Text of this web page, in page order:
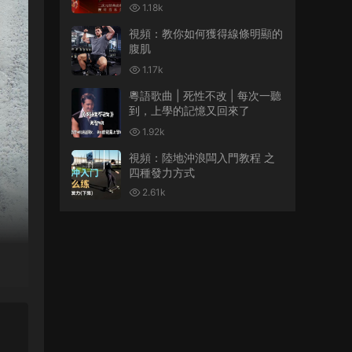
1.18k
視頻：教你如何獲得線條明顯的
腹肌
1.17k
粵語歌曲 | 死性不改 | 每次一聽
到，上學的記憶又回來了
1.92k
視頻：陸地沖浪闆入門教程 之
四種發力方式
2.61k